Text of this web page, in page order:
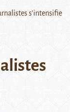
s’intensifie